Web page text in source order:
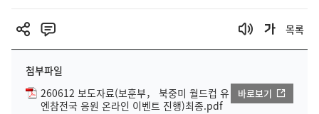
목록
첨부파일
260612 보도자료(보훈부， 북중미 월드컵 유
엔참전국 응원 온라인 이벤트 진행)최종.pdf
바로보기